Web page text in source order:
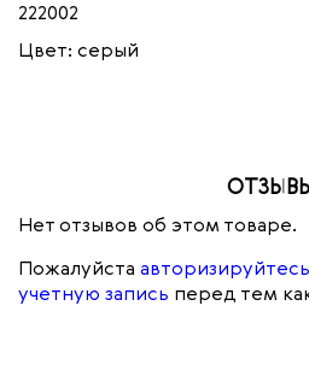
222002
Цвет: серый
Нет отзывов об этом товаре.
Пожалуйста авторизируйтесь
учетную запись перед тем